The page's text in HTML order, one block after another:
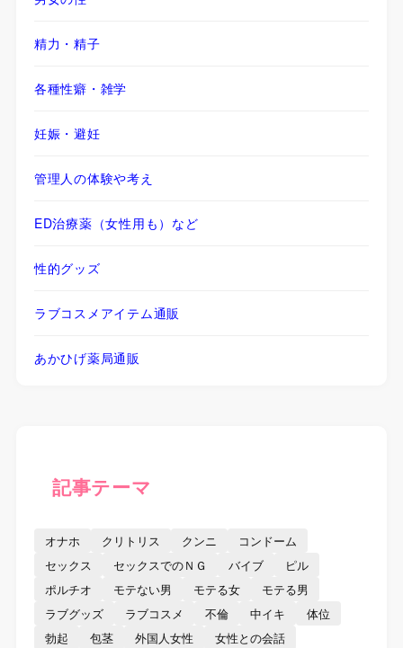
精力・精子
各種性癖・雑学
妊娠・避妊
管理人の体験や考え
ED治療薬（女性用も）など
性的グッズ
ラブコスメアイテム通販
あかひげ薬局通販
記事テーマ
オナホ クリトリス クンニ
コンドーム
セックス
セックスでのＮＧ バイブ
ピル
ポルチオ
モテない男 モテる女
モテる男
ラブグッズ
ラブコスメ 不倫 中イキ
体位
勃起
包茎 外国人女性
女性との会話